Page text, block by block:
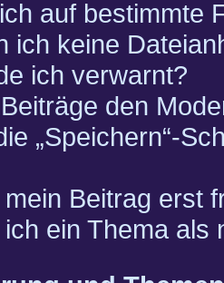
auf bestimmte
ich keine
ich verwarnt?
den
„Speichern“-
Beitrag erst
ein Thema als